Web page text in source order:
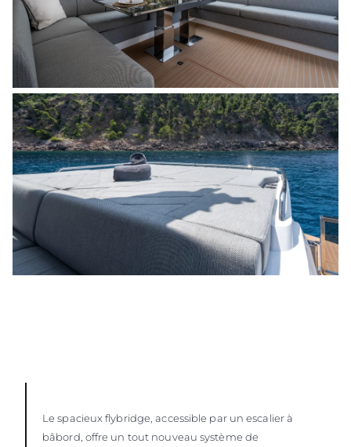
Le spacieux flybridge, accessible par un escalier à
bâbord, offre un tout nouveau système de